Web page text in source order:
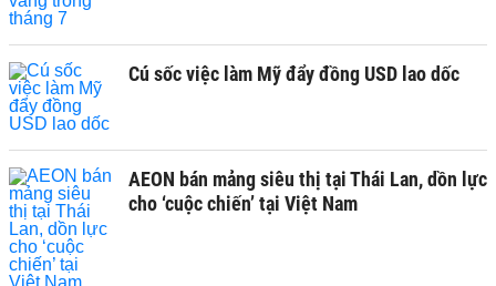
Cú sốc việc làm Mỹ đẩy đồng USD lao dốc
AEON bán mảng siêu thị tại Thái Lan, dồn lực
cho ‘cuộc chiến’ tại Việt Nam